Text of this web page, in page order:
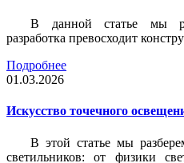
В данной статье мы
разработка превосходит
Подробнее
01.03.2026
Искусство точечного
В этой статье мы
светильников: от физики